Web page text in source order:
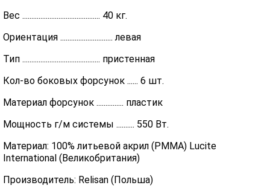
Вес ........................................... 40 кг.
Ориентация ............................. левая
Тип ........................................... пристенная
Кол-во боковых форсунок ...... 6 шт.
Материал форсунок ............... пластик
Мощность г/м системы .......... 550 Вт.
Материал: 100% литьевой акрил (PMMA) Lucite
International (Великобритания)
Производитель: Relisan (Польша)